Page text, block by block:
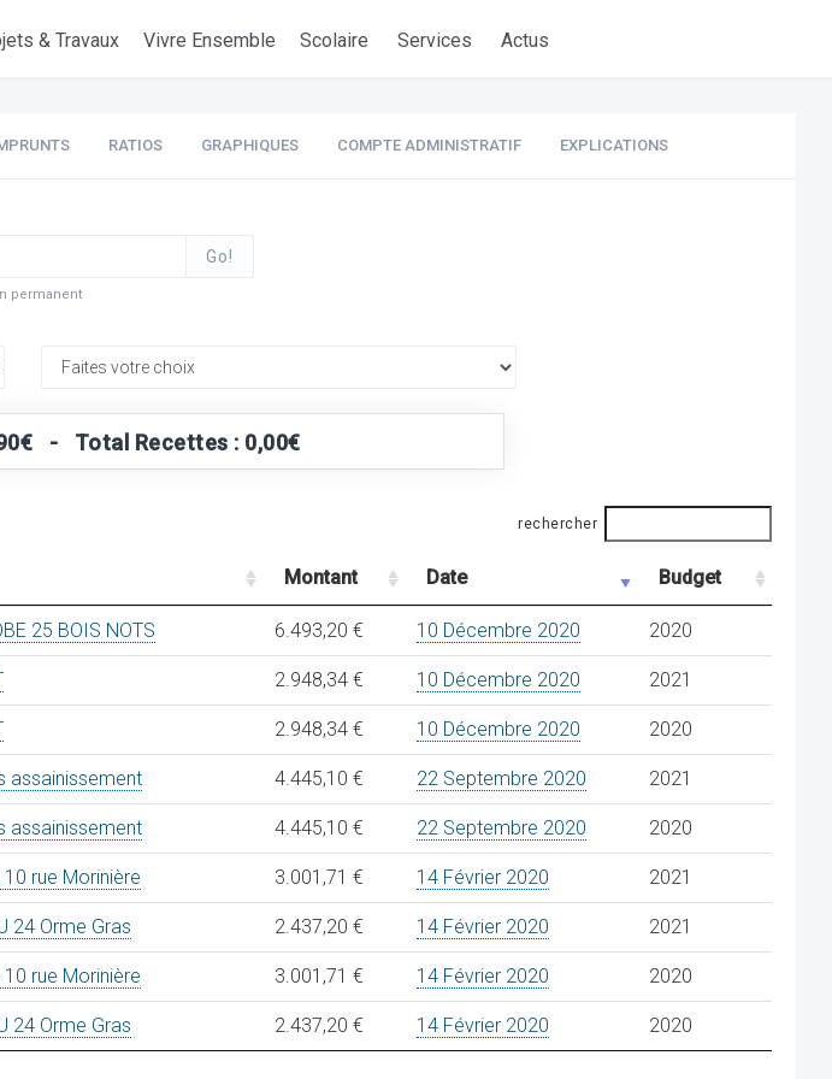
& Travaux Vivre Ensemble Scolaire Services Actus
RATIOS GRAPHIQUES COMPTE ADMINISTRATIF EXPLICATIONS
Go!
permanent
- Total Recettes : 0,00€
rechercher
Montant Date Budget
25 BOIS NOTS 6.493,20 € 10 Décembre 2020 2020
2.948,34 € 10 Décembre 2020 2021
2.948,34 € 10 Décembre 2020 2020
assainissement 4.445,10 € 22 Septembre 2020 2021
assainissement 4.445,10 € 22 Septembre 2020 2020
rue Morinière 3.001,71 € 14 Février 2020 2021
24 Orme Gras 2.437,20 € 14 Février 2020 2021
rue Morinière 3.001,71 € 14 Février 2020 2020
24 Orme Gras 2.437,20 € 14 Février 2020 2020